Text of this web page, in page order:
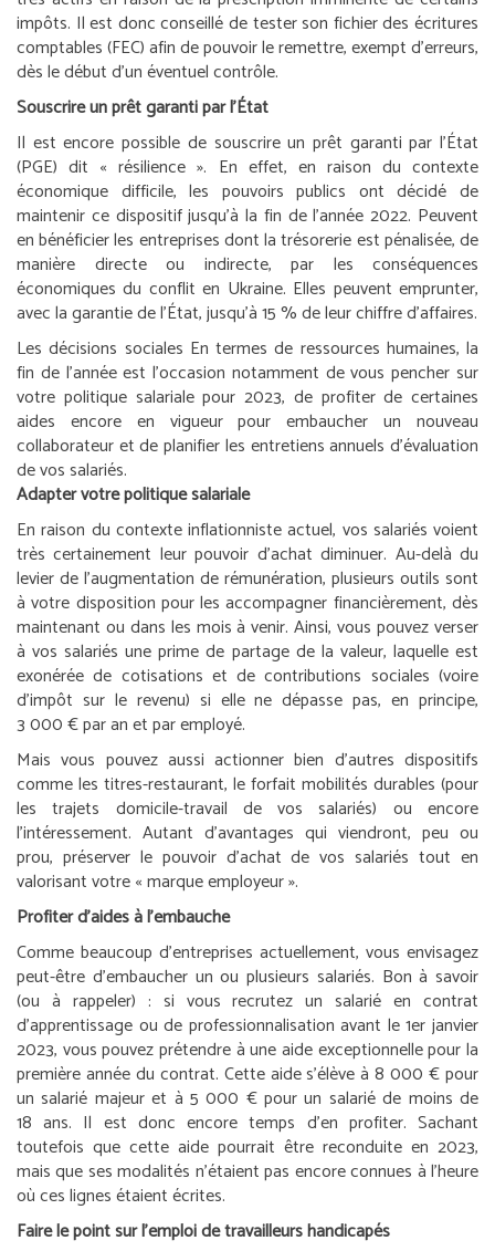
impôts. Il est donc conseillé de tester son fichier des écritures
comptables (FEC) afin de pouvoir le remettre, exempt d’erreurs,
dès le début d’un éventuel contrôle.
Souscrire un prêt garanti par l’État
Il est encore possible de souscrire un prêt garanti par l’État
(PGE) dit « résilience ». En effet, en raison du contexte
économique difficile, les pouvoirs publics ont décidé de
maintenir ce dispositif jusqu’à la fin de l’année 2022. Peuvent
en bénéficier les entreprises dont la trésorerie est pénalisée, de
manière directe ou indirecte, par les conséquences
économiques du conflit en Ukraine. Elles peuvent emprunter,
avec la garantie de l’État, jusqu’à 15 % de leur chiffre d’affaires.
Les décisions sociales En termes de ressources humaines, la
fin de l’année est l’occasion notamment de vous pencher sur
votre politique salariale pour 2023, de profiter de certaines
aides encore en vigueur pour embaucher un nouveau
collaborateur et de planifier les entretiens annuels d’évaluation
de vos salariés.
Adapter votre politique salariale
En raison du contexte inflationniste actuel, vos salariés voient
très certainement leur pouvoir d’achat diminuer. Au-delà du
levier de l’augmentation de rémunération, plusieurs outils sont
à votre disposition pour les accompagner financièrement, dès
maintenant ou dans les mois à venir. Ainsi, vous pouvez verser
à vos salariés une prime de partage de la valeur, laquelle est
exonérée de cotisations et de contributions sociales (voire
d’impôt sur le revenu) si elle ne dépasse pas, en principe,
3 000 € par an et par employé.
Mais vous pouvez aussi actionner bien d’autres dispositifs
comme les titres-restaurant, le forfait mobilités durables (pour
les trajets domicile-travail de vos salariés) ou encore
l’intéressement. Autant d’avantages qui viendront, peu ou
prou, préserver le pouvoir d’achat de vos salariés tout en
valorisant votre « marque employeur ».
Profiter d’aides à l’embauche
Comme beaucoup d’entreprises actuellement, vous envisagez
peut-être d’embaucher un ou plusieurs salariés. Bon à savoir
(ou à rappeler) : si vous recrutez un salarié en contrat
d’apprentissage ou de professionnalisation avant le 1er janvier
2023, vous pouvez prétendre à une aide exceptionnelle pour la
première année du contrat. Cette aide s’élève à 8 000 € pour
un salarié majeur et à 5 000 € pour un salarié de moins de
18 ans. Il est donc encore temps d’en profiter. Sachant
toutefois que cette aide pourrait être reconduite en 2023,
mais que ses modalités n’étaient pas encore connues à l’heure
où ces lignes étaient écrites.
Faire le point sur l’emploi de travailleurs handicapés